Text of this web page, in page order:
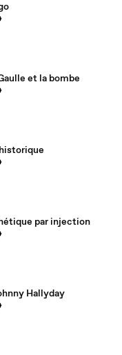
et la bombe
par injection
Hallyday